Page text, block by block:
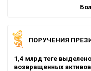
ПОРУЧЕНИЯ
1,4 млрд теңге
возвращенных